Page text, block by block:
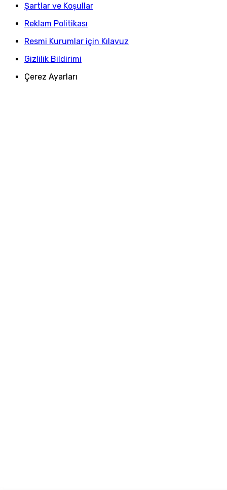
Şartlar ve Koşullar
Reklam Politikası
Resmi Kurumlar için Kılavuz
Gizlilik Bildirimi
Çerez Ayarları